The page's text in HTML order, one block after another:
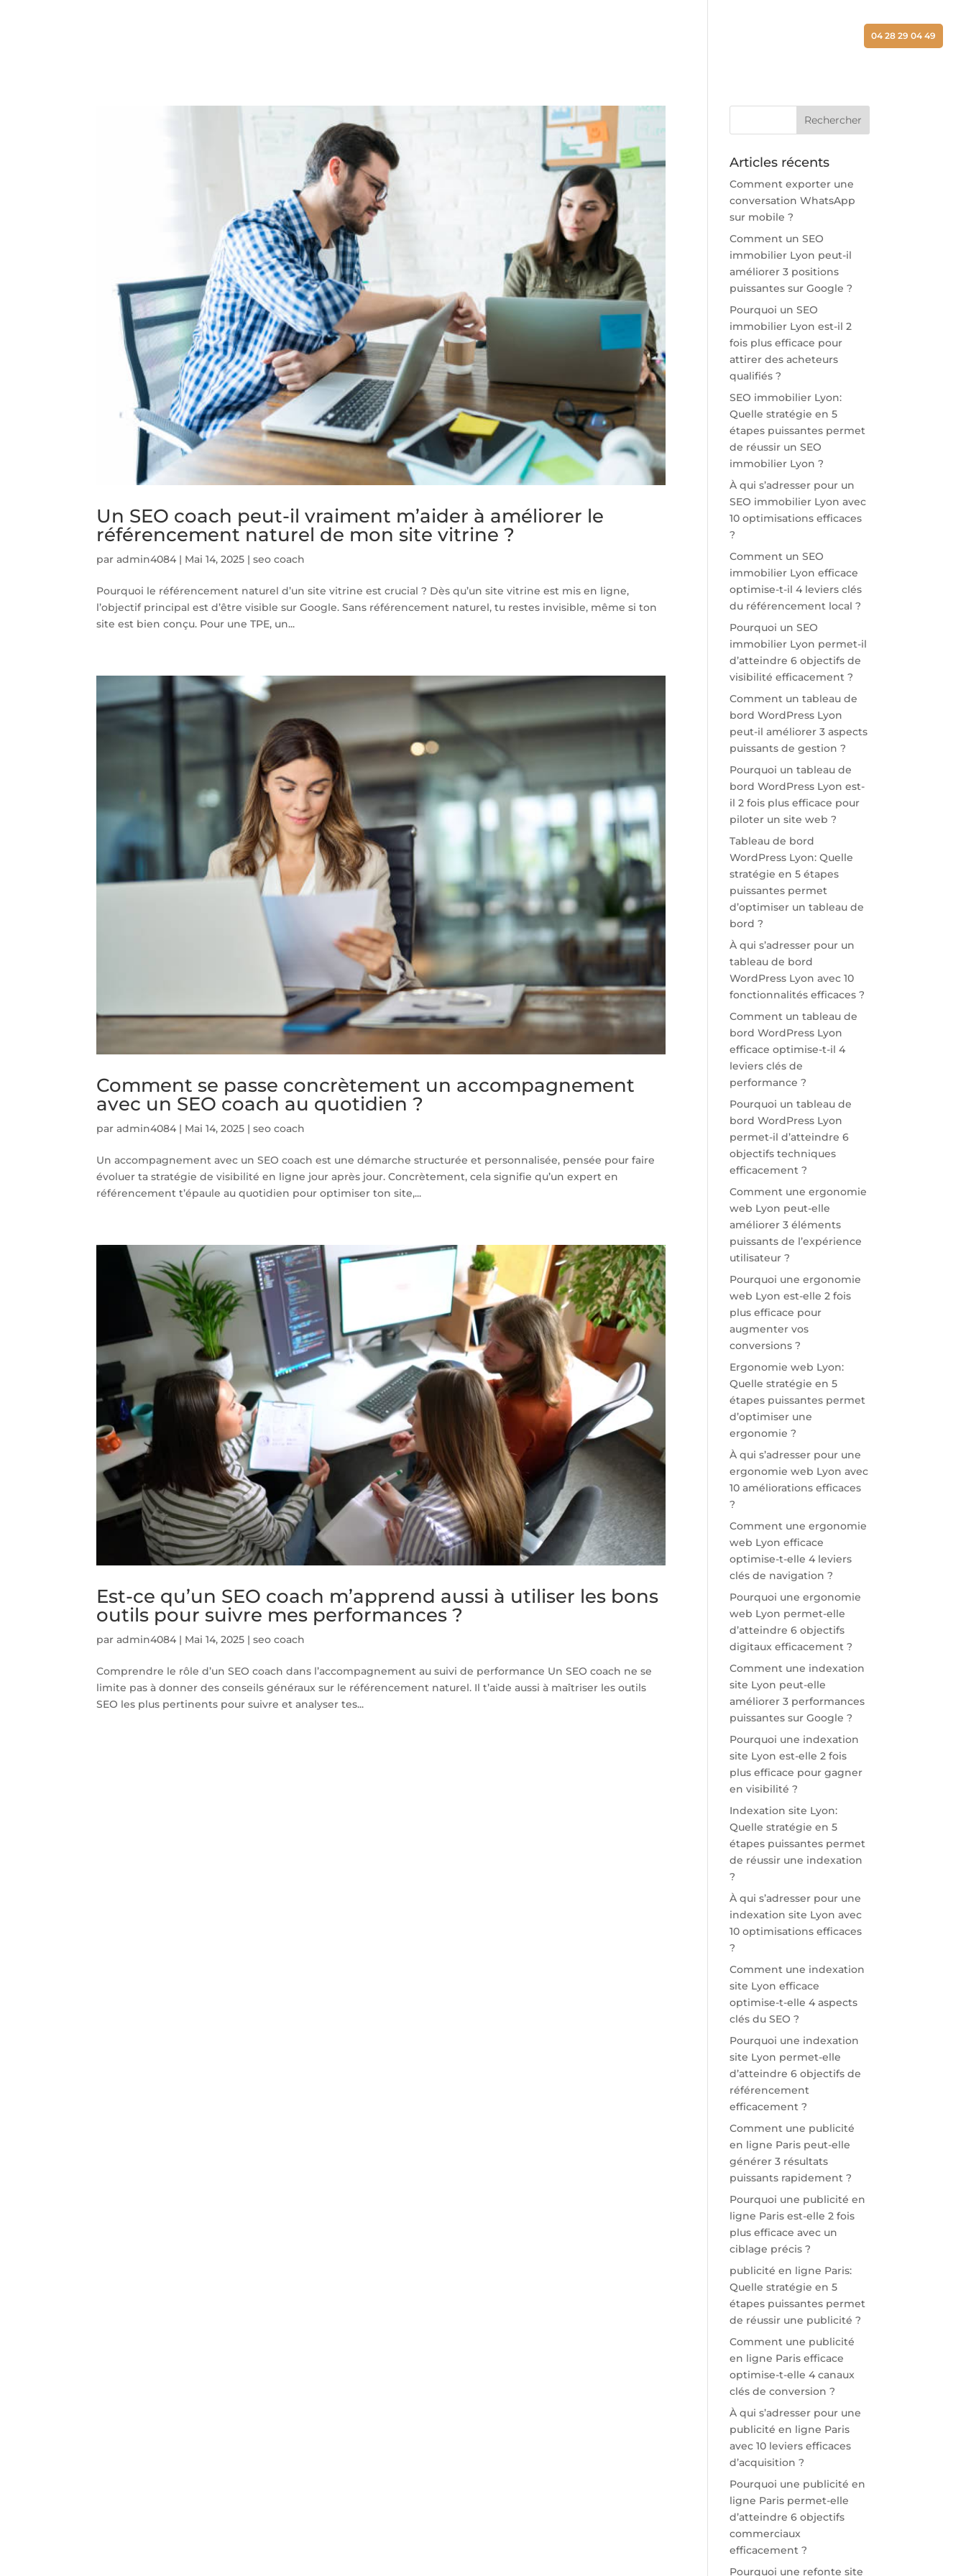
04 28 29 04 49
Un SEO coach peut-il vraiment m’aider à améliorer le
référencement naturel de mon site vitrine ?
paradmin4084 | Mai 14, 2025 |seo coach
Pourquoi le référencement naturel d’un site vitrine est crucial ? Dès qu’un site vitrine est mis en ligne,
l’objectif principal est d’être visible sur Google. Sans référencement naturel, tu restes invisible, même si ton
site est bien conçu. Pour une TPE, un...
Comment se passe concrètement un accompagnement
avec un SEO coach au quotidien ?
paradmin4084 | Mai 14, 2025 |seo coach
Un accompagnement avec un SEO coach est une démarche structurée et personnalisée, pensée pour faire
évoluer ta stratégie de visibilité en ligne jour après jour. Concrètement, cela signifie qu’un expert en
référencement t’épaule au quotidien pour optimiser ton site,...
Est-ce qu’un SEO coach m’apprend aussi à utiliser les bons
outils pour suivre mes performances ?
paradmin4084 | Mai 14, 2025 |seo coach
Comprendre le rôle d’un SEO coach dans l’accompagnement au suivi de performance Un SEO coach ne se
limite pas à donner des conseils généraux sur le référencement naturel. Il t’aide aussi à maîtriser les outils
SEO les plus pertinents pour suivre et analyser tes...
Articles récents
Comment exporter une
conversation WhatsApp
sur mobile ?
Comment un SEO
immobilier Lyon peut-il
améliorer 3 positions
puissantes sur Google ?
Pourquoi un SEO
immobilier Lyon est-il 2
fois plus efficace pour
attirer des acheteurs
qualifiés ?
SEO immobilier Lyon:
Quelle stratégie en 5
étapes puissantes permet
de réussir un SEO
immobilier Lyon ?
À qui s’adresser pour un
SEO immobilier Lyon avec
10 optimisations efficaces
?
Comment un SEO
immobilier Lyon efficace
optimise-t-il 4 leviers clés
du référencement local ?
Pourquoi un SEO
immobilier Lyon permet-il
d’atteindre 6 objectifs de
visibilité efficacement ?
Comment un tableau de
bord WordPress Lyon
peut-il améliorer 3 aspects
puissants de gestion ?
Pourquoi un tableau de
bord WordPress Lyon est-
il 2 fois plus efficace pour
piloter un site web ?
Tableau de bord
WordPress Lyon: Quelle
stratégie en 5 étapes
puissantes permet
d’optimiser un tableau de
bord ?
À qui s’adresser pour un
tableau de bord
WordPress Lyon avec 10
fonctionnalités efficaces ?
Comment un tableau de
bord WordPress Lyon
efficace optimise-t-il 4
leviers clés de
performance ?
Pourquoi un tableau de
bord WordPress Lyon
permet-il d’atteindre 6
objectifs techniques
efficacement ?
Comment une ergonomie
web Lyon peut-elle
améliorer 3 éléments
puissants de l’expérience
utilisateur ?
Pourquoi une ergonomie
web Lyon est-elle 2 fois
plus efficace pour
augmenter vos
conversions ?
Ergonomie web Lyon:
Quelle stratégie en 5
étapes puissantes permet
d’optimiser une
ergonomie ?
À qui s’adresser pour une
ergonomie web Lyon avec
10 améliorations efficaces
?
Comment une ergonomie
web Lyon efficace
optimise-t-elle 4 leviers
clés de navigation ?
Pourquoi une ergonomie
web Lyon permet-elle
d’atteindre 6 objectifs
digitaux efficacement ?
Comment une indexation
site Lyon peut-elle
améliorer 3 performances
puissantes sur Google ?
Pourquoi une indexation
site Lyon est-elle 2 fois
plus efficace pour gagner
en visibilité ?
Indexation site Lyon:
Quelle stratégie en 5
étapes puissantes permet
de réussir une indexation
?
À qui s’adresser pour une
indexation site Lyon avec
10 optimisations efficaces
?
Comment une indexation
site Lyon efficace
optimise-t-elle 4 aspects
clés du SEO ?
Pourquoi une indexation
site Lyon permet-elle
d’atteindre 6 objectifs de
référencement
efficacement ?
Comment une publicité
en ligne Paris peut-elle
générer 3 résultats
puissants rapidement ?
Pourquoi une publicité en
ligne Paris est-elle 2 fois
plus efficace avec un
ciblage précis ?
publicité en ligne Paris:
Quelle stratégie en 5
étapes puissantes permet
de réussir une publicité ?
Comment une publicité
en ligne Paris efficace
optimise-t-elle 4 canaux
clés de conversion ?
À qui s’adresser pour une
publicité en ligne Paris
avec 10 leviers efficaces
d’acquisition ?
Pourquoi une publicité en
ligne Paris permet-elle
d’atteindre 6 objectifs
commerciaux
efficacement ?
Pourquoi une refonte site